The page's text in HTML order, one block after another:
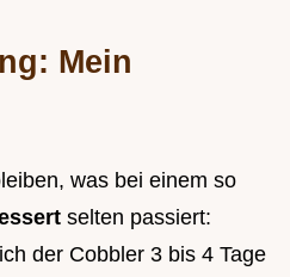
Mein
was bei einem so
selten passiert:
der Cobbler 3 bis 4 Tage